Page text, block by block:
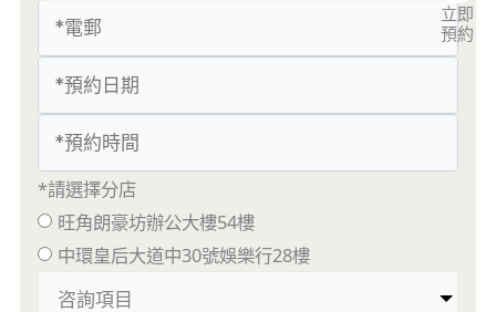
*請選擇分店
旺角朗豪坊辦公大樓54樓
中環皇后大道中30號娛樂行28樓
咨詢項目
立即
預約